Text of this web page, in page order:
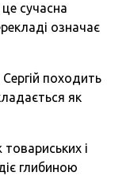
сучасна
означає
Сергій походить
як
і
глибиною